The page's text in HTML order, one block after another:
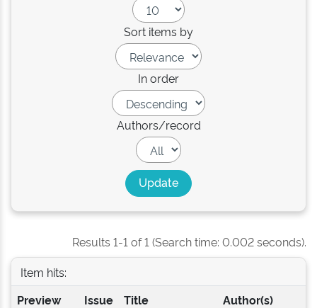
Sort items by
In order
Authors/record
Results 1-1 of 1 (Search time: 0.002 seconds).
Item hits:
Preview
Issue
Title Author(s)